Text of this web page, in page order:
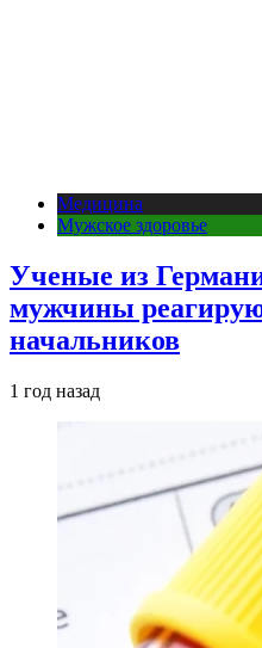
Медицина
Мужское здоровье
Ученые из
мужчины
начальников
1 год назад